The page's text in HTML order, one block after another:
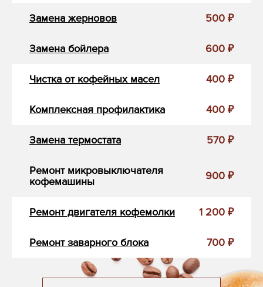
Замена жерновов 500 ₽
Замена бойлера 600 ₽
Чистка от кофейных масел 400 ₽
Комплексная профилактика 400 ₽
Замена термостата 570 ₽
Ремонт микровыключателя
кофемашины
900 ₽
Ремонт двигателя кофемолки 1 200 ₽
Ремонт заварного блока 700 ₽